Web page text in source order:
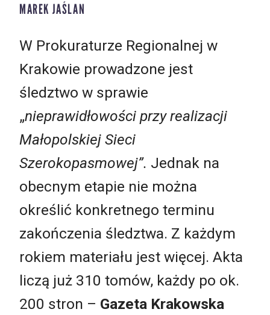
MAREK JAŚLAN
W Prokuraturze Regionalnej w
Krakowie prowadzone jest
śledztwo w sprawie
„nieprawidłowości przy realizacji
Małopolskiej Sieci
Szerokopasmowej”. Jednak na
obecnym etapie nie można
określić konkretnego terminu
zakończenia śledztwa. Z każdym
rokiem materiału jest więcej. Akta
liczą już 310 tomów, każdy po ok.
200 stron – Gazeta Krakowska